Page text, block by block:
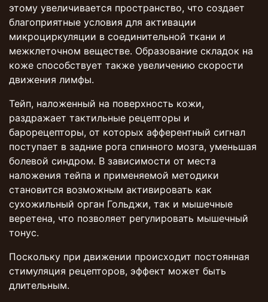
этому увеличивается пространство, что создает
благоприятные условия для активации
микроциркуляции в соединительной ткани и
межклеточном веществе. Образование складок на
коже способствует также увеличению скорости
движения лимфы.
Тейп, наложенный на поверхность кожи,
раздражает тактильные рецепторы и
барорецепторы, от которых афферентный сигнал
поступает в задние рога спинного мозга, уменьшая
болевой синдром. В зависимости от места
наложения тейпа и применяемой методики
становится возможным активировать как
сухожильный орган Гольджи, так и мышечные
веретена, что позволяет регулировать мышечный
тонус.
Поскольку при движении происходит постоянная
стимуляция рецепторов, эффект может быть
длительным.